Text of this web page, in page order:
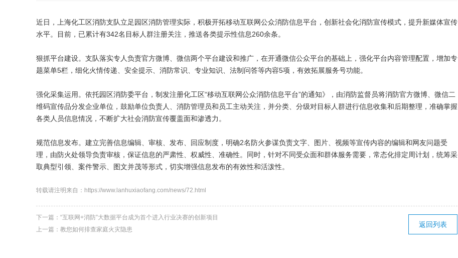
近日，上海化工区消防支队立足园区消防管理实际，积极开拓移动互联网公众消防信息平台，创新社会化消防宣传模式，提升新媒体宣传
水平。目前，已累计有342名目标人群注册关注，推送各类提示性信息260余条。
狠抓平台建设。支队落实专人负责官方微博、微信两个平台建设和推广，在开通微信公众平台的基础上，强化平台内容管理配置，增加专
题菜单5栏，细化火情传递、安全提示、消防常识、专业知识、法制问答等内容5项，有效拓展服务号功能。
强化采集运用。依托园区消防委平台，制发注册化工区“移动互联网公众消防信息平台”的通知》，由消防监督员将消防官方微博、微信二
维码宣传品分发企业单位，鼓励单位负责人、消防管理员和员工主动关注，并分类、分级对目标人群进行信息收集和后期整理，准确掌握
各类人员信息情况，不断扩大社会消防宣传覆盖面和渗透力。
规范信息发布。建立完善信息编辑、审核、发布、回应制度，明确2名防火参谋负责文字、图片、视频等宣传内容的编辑和网友问题受
理，由防火处领导负责审核，保证信息的严肃性、权威性、准确性。同时，针对不同受众面和群体服务需要，常态化排定周计划，统筹采
取典型引领、案件警示、图文并茂等形式，切实增强信息发布的有效性和活泼性。
转载请注明来自：https://www.lanhuxiaofang.com/news/72.html
返回列表
下一篇： “互联网+消防”大数据平台成为首个进入行业决赛的创新项目
上一篇： 教您如何排查家庭火灾隐患